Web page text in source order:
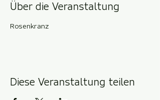
Über die Veranstaltung
Rosenkranz
Diese Veranstaltung teilen